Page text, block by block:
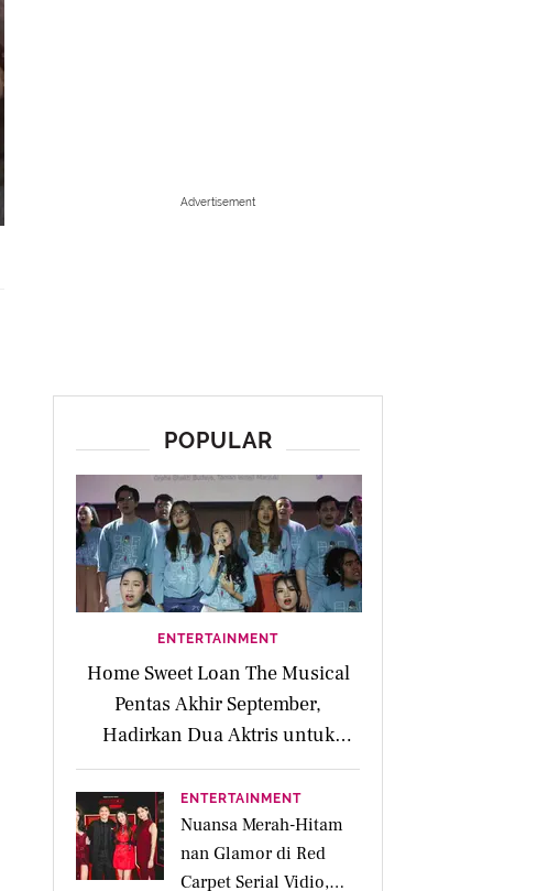
Advertisement
POPULAR
ENTERTAINMENT
Home Sweet Loan The Musical
Pentas Akhir September,
Hadirkan Dua Aktris untuk
Peran Kaluna
ENTERTAINMENT
Nuansa Merah-Hitam
nan Glamor di Red
Carpet Serial Vidio,